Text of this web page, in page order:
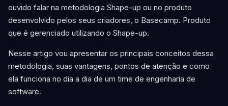
ouvido falar na metodologia Shape-up ou no produto
desenvolvido pelos seus criadores, o Basecamp. Produto
que é gerenciado utilizando o Shape-up.
Nesse artigo vou apresentar os principais conceitos dessa
metodologia, suas vantagens, pontos de atenção e como
ela funciona no dia a dia de um time de engenharia de
software.